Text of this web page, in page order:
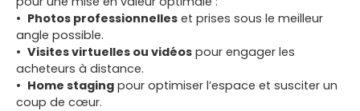
Photos professionnelles et prises sous le meilleur
angle possible.
Visites virtuelles ou vidéos pour engager les
acheteurs à distance.
Home staging pour optimiser l’espace et susciter un
coup de cœur.